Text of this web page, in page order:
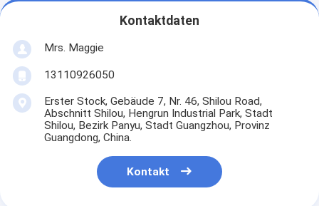
Kontaktdaten
Mrs. Maggie
13110926050
Erster Stock, Gebäude 7, Nr. 46, Shilou Road,
Abschnitt Shilou, Hengrun Industrial Park, Stadt
Shilou, Bezirk Panyu, Stadt Guangzhou, Provinz
Guangdong, China.
Kontakt